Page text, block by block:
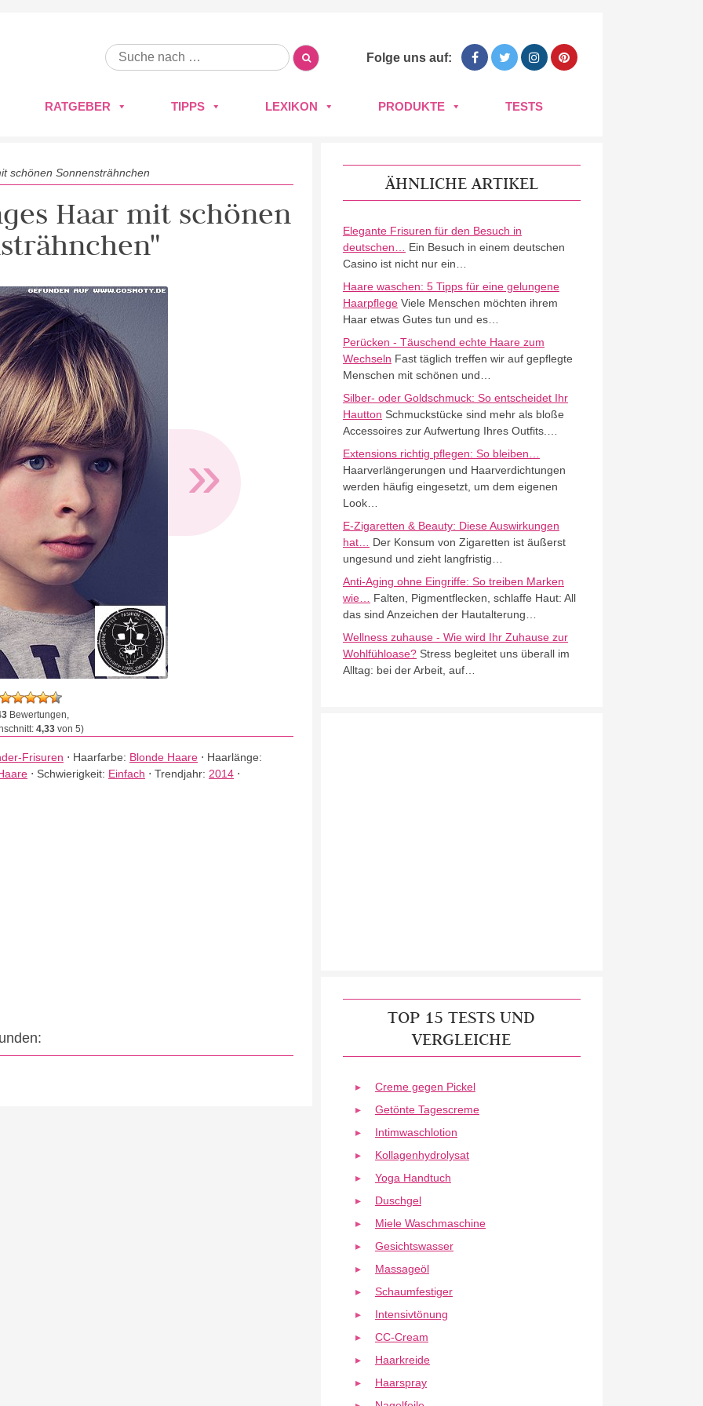
Folge uns auf:
RATGEBER TIPPS LEXIKON PRODUKTE TESTS
schönen Sonnensträhnchen
Haar mit schönen
»
Bewertungen,
4,33von 5)
Frisuren ⋅ Haarfarbe: Blonde Haare ⋅ Haarlänge:
⋅ Schwierigkeit: Einfach ⋅Trendjahr: 2014 ⋅
ÄHNLICHE ARTIKEL
Elegante Frisuren für den Besuch in
deutschen…
Ein Besuch in einem deutschen
Casino ist nicht nur ein…
Haare waschen: 5 Tipps für eine gelungene
HaarpflegeViele Menschen möchten ihrem
Haar etwas Gutes tun und es…
Perücken - Täuschend echte Haare zum
Wechseln Fast täglich treffen wir auf gepflegte
Menschen mit schönen und…
Silber- oder Goldschmuck: So entscheidet Ihr
Hautton Schmuckstücke sind mehr als bloße
Accessoires zur Aufwertung Ihres Outfits.…
Extensions richtig pflegen: So bleiben…
Haarverlängerungen und Haarverdichtungen
werden häufig eingesetzt, um dem eigenen
Look…
E-Zigaretten & Beauty: Diese Auswirkungen
hat…
Der Konsum von Zigaretten ist äußerst
ungesund und zieht langfristig…
Anti-Aging ohne Eingriffe: So treiben Marken
wie…
Falten, Pigmentflecken, schlaffe Haut: All
das sind Anzeichen der Hautalterung…
Wellness zuhause - Wie wird Ihr Zuhause zur
Wohlfühloase?Stress begleitet uns überall im
Alltag: bei der Arbeit, auf…
TOP 15 TESTS UND
VERGLEICHE
Creme gegen Pickel
Getönte Tagescreme
Intimwaschlotion
Kollagenhydrolysat
Yoga Handtuch
Duschgel
Miele Waschmaschine
Gesichtswasser
Massageöl
Schaumfestiger
Intensivtönung
CC-Cream
Haarkreide
Haarspray